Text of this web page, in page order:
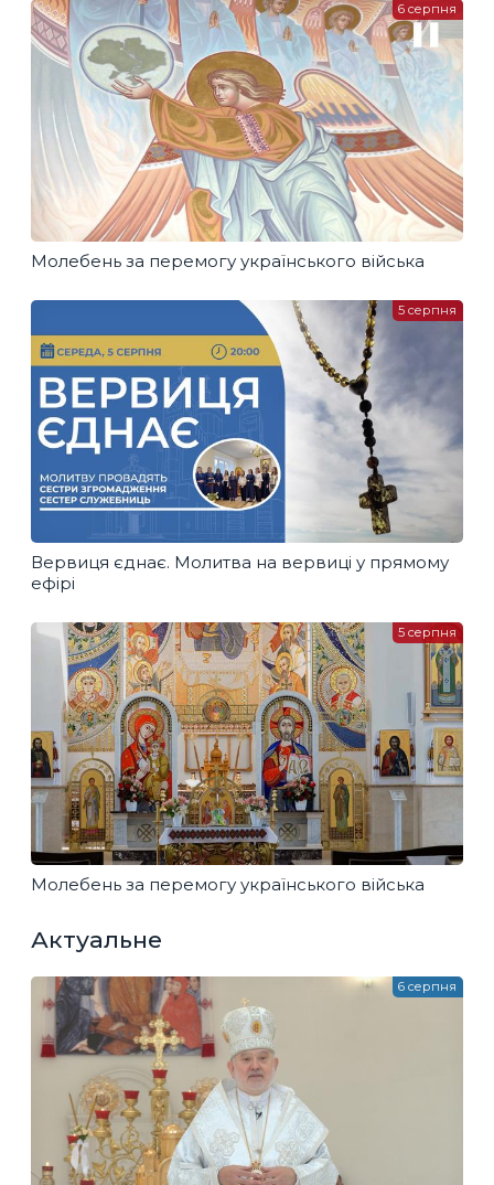
Молебень за перемогу українського війська
6 серпня
Вервиця єднає. Молитва на вервиці у прямому
ефірі
5 серпня
Молебень за перемогу українського війська
5 серпня
Актуальне
6 серпня